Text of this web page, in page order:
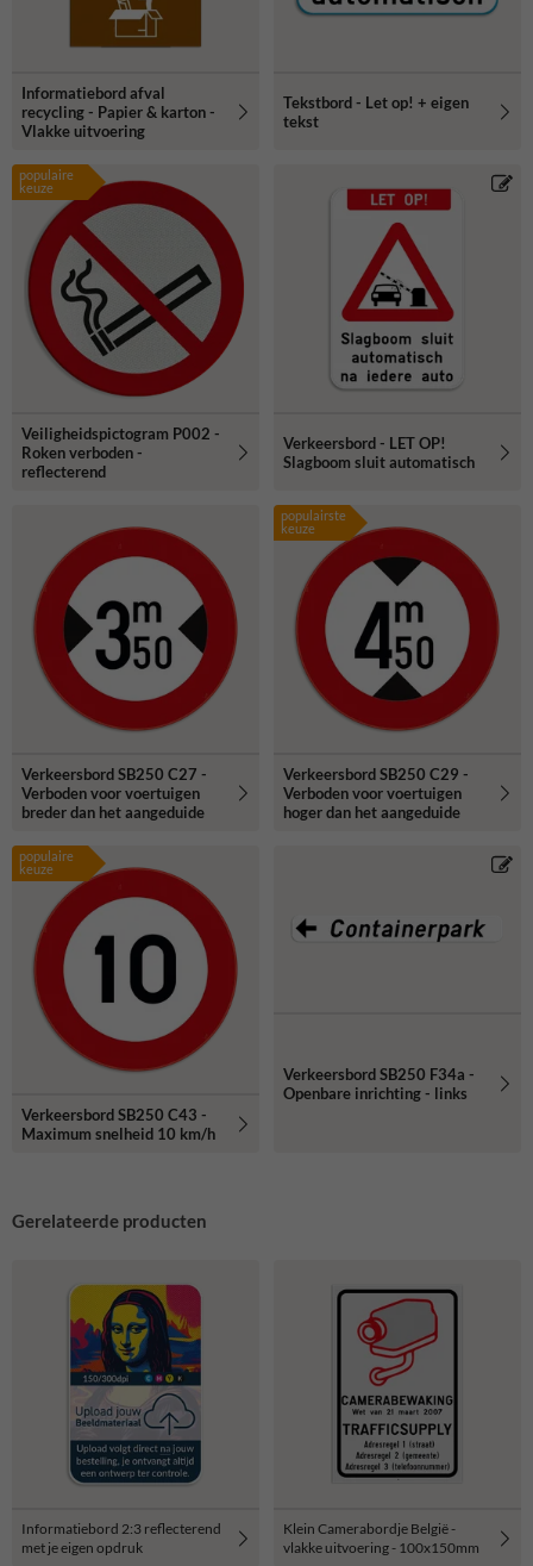
Informatiebord afval
recycling - Papier & karton -
Vlakke uitvoering
Tekstbord - Let op! + eigen
tekst
populaire
keuze
Veiligheidspictogram P002 -
Roken verboden -
reflecterend
Verkeersbord - LET OP!
Slagboom sluit automatisch
Verkeersbord SB250 C27 -
Verboden voor voertuigen
breder dan het aangeduide
populairste
keuze
Verkeersbord SB250 C29 -
Verboden voor voertuigen
hoger dan het aangeduide
populaire
keuze
Verkeersbord SB250 C43 -
Maximum snelheid 10 km/h
Verkeersbord SB250 F34a -
Openbare inrichting - links
Gerelateerde producten
Informatiebord 2:3 reflecterend
met je eigen opdruk
Klein Camerabordje België -
vlakke uitvoering - 100x150mm